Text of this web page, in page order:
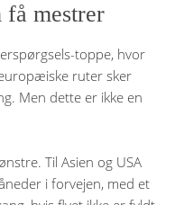
få mestrer
toppe, hvor
ruter sker
Men dette er ikke en
Til Asien og USA
i forvejen, med et